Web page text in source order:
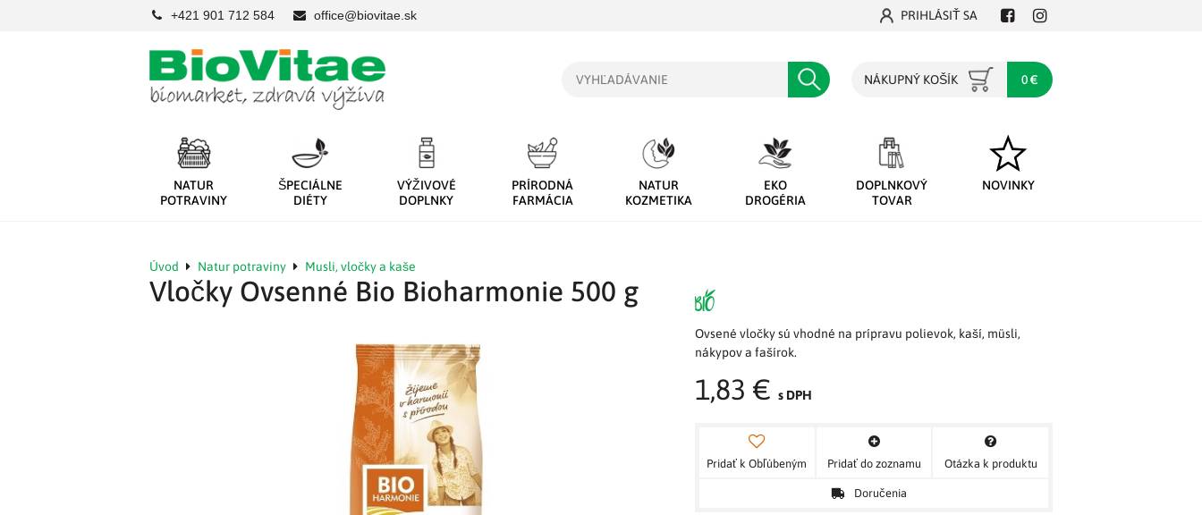
+421 901 712 584 office@biovitae.sk PRIHLÁSIŤ SA
FacebookInstagram
Hľadať NÁKUPNÝ KOŠÍK 0 €
NATUR
POTRAVINY
ŠPECIÁLNE
DIÉTY
VÝŽIVOVÉ
DOPLNKY
PRÍRODNÁ
FARMÁCIA
NATUR
KOZMETIKA
EKO
DROGÉRIA
DOPLNKOVÝ
TOVAR
NOVINKY
Úvod Natur potraviny Musli, vločky a kaše
Vločky Ovsenné Bio Bioharmonie 500 g
Ovsené vločky sú vhodné na prípravu polievok, kaší, müsli,
nákypov a fašírok.
1,83 € s DPH
Pridať k Obľúbeným Pridať do zoznamu Otázka k produktu
Doručenia